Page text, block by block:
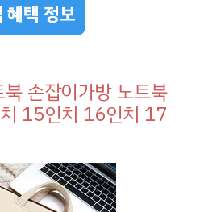
혜택 정보
손잡이가방 노트북
15인치 16인치 17